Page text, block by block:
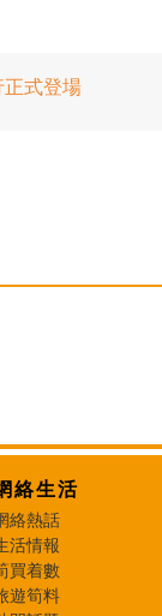
正式登場
絡生活
絡熱話
活情報
買着數
遊筍料